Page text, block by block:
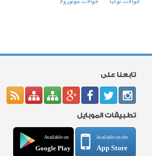
تابعنا على
تطبيقات الموبايل
Available on the
App Store
Available on
Google Play